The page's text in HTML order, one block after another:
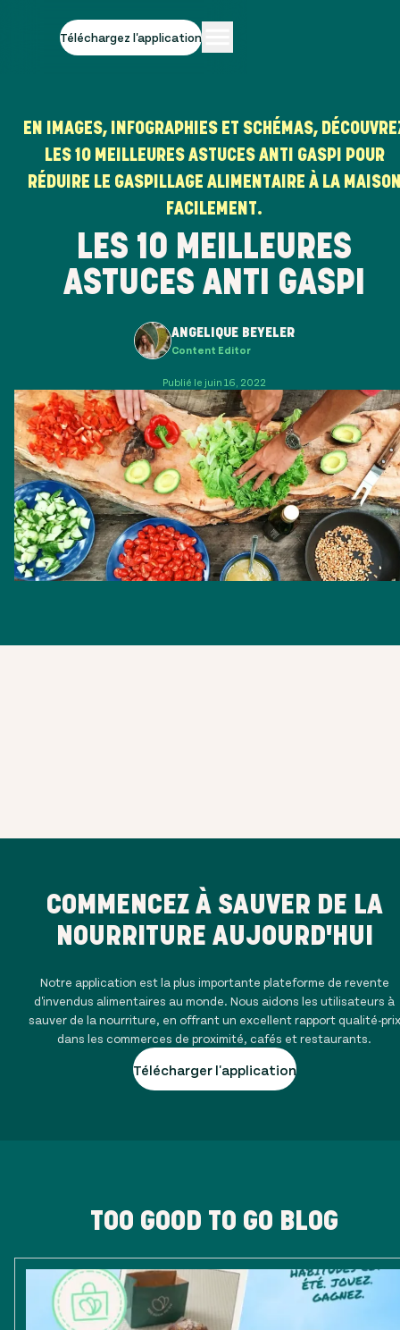
Téléchargez l'application
EN IMAGES, INFOGRAPHIES ET SCHÉMAS,
LES 10 MEILLEURES ASTUCES ANTI GASPI POUR
RÉDUIRE LE GASPILLAGE ALIMENTAIRE À LA
FACILEMENT.
LES 10 MEILLEURES
ASTUCES ANTI GASPI
ANGELIQUE BEYELER
Content Editor
Publié le juin 16, 2022
COMMENCEZ À SAUVER DE LA
NOURRITURE AUJOURD'HUI
Notre application est la plus importante plateforme de revente
d'invendus alimentaires au monde. Nous aidons les utilisateurs à
sauver de la nourriture, en offrant un excellent rapport qualité-prix
dans les commerces de proximité, cafés et restaurants.
Télécharger l'application
TOO GOOD TO GO BLOG